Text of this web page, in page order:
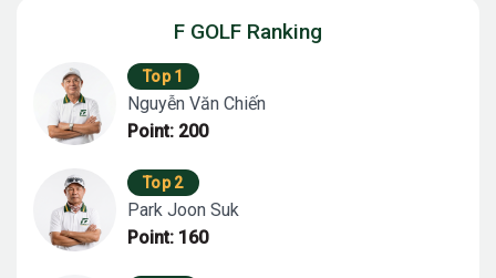
F GOLF Ranking
Top 1
Nguyễn Văn Chiến
Point: 200
Top 2
Park Joon Suk
Point: 160